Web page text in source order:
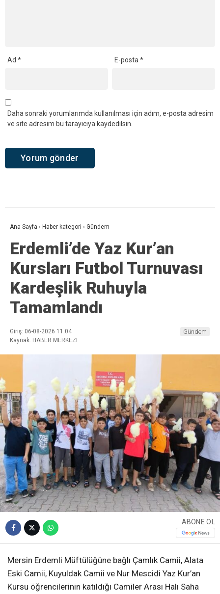
Ad * E-posta*
Daha sonraki yorumlarımda kullanılması için adım, e-posta adresim
ve site adresim bu tarayıcıya kaydedilsin.
Ana Sayfa › Haber kategori › Gündem
Erdemli’de Yaz Kur’an
Kursları Futbol Turnuvası
Kardeşlik Ruhuyla
Tamamlandı
Giriş: 06-08-2026 11:04
Kaynak: HABER MERKEZI
Gündem
ABONE OL
Mersin Erdemli Müftülüğüne bağlı Çamlık Camii, Alata
Eski Camii, Kuyuldak Camii ve Nur Mescidi Yaz Kur’an
Kursu öğrencilerinin katıldığı Camiler Arası Halı Saha